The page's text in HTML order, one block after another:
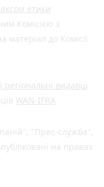
етики
Комісією з
до Комісії
видавці
WAN-IFRA
"Прес-служба",
на правах